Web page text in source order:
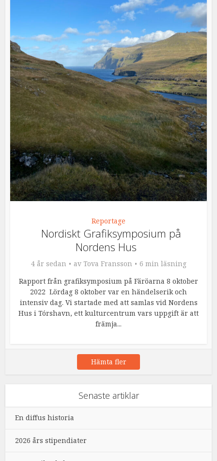
Reportage
Nordiskt Grafiksymposium på
Nordens Hus
4 år sedan av Tova Fransson
6 min läsning
Rapport från grafiksymposium på Färöarna 8 oktober
2022 Lördag 8 oktober var en händelserik och
intensiv dag. Vi startade med att samlas vid Nordens
Hus i Tórshavn, ett kulturcentrum vars uppgift är att
främja...
Hämta fler
Senaste artiklar
En diffus historia
2026 års stipendiater